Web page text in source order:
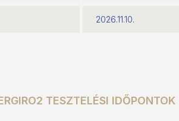
2026.11.10.
TESZTELÉSI IDŐPONTOK